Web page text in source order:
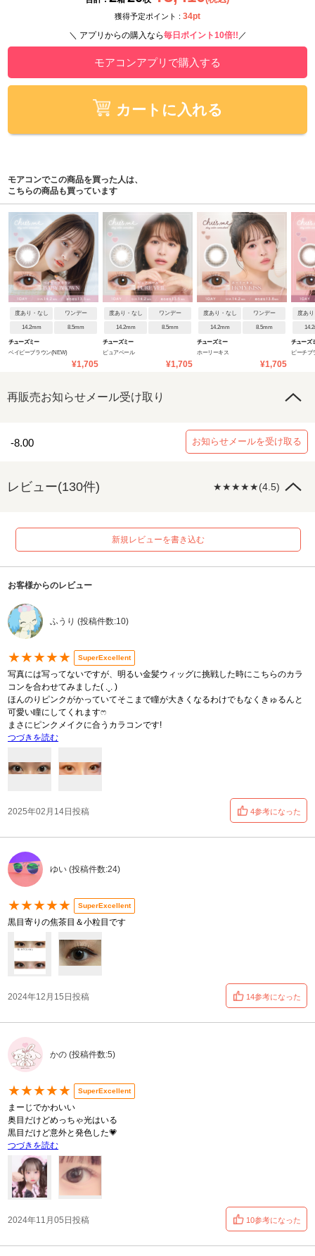
獲得予定ポイント : 34pt
＼ アプリからの購入なら毎日ポイント10倍!! ／
モアコンアプリで購入する
カートに入れる
モアコンでこの商品を買った人は、
こちらの商品も買っています
度あり・なし ワンデー
14.2mm 8.5mm
チューズミー
ベイビーブラウン(NEW)
¥1,705
度あり・なし ワンデー
14.2mm 8.5mm
チューズミー
ピュアベール
¥1,705
度あり・なし ワンデー
14.2mm 8.5mm
チューズミー
ホーリーキス
¥1,705
度あ
チューズ
ピーチブ
再販売お知らせメール受け取り
-8.00 お知らせメールを受け取る
レビュー(130件) ★★★★★(4.5)
新規レビューを書き込む
お客様からのレビュー
ふうり (投稿件数:10)
★★★★★ SuperExcellent
写真には写ってないですが、明るい金髪ウィッグに挑戦した時にこちらのカラ
コンを合わせてみました( .ˬ. )
ほんのりピンクがかっていてそこまで瞳が大きくなるわけでもなくきゅるんと
可愛い瞳にしてくれますෆ‪
まさにピンクメイクに合うカラコンです!
つづきを読む
2025年02月14日投稿 4参考になった
ゆい (投稿件数:24)
★★★★★ SuperExcellent
黒目寄りの焦茶目＆小粒目です
2024年12月15日投稿 14参考になった
かの (投稿件数:5)
★★★★★ SuperExcellent
まーじでかわいい
奥目だけどめっちゃ光はいる
黒目だけど意外と発色した💗
つづきを読む
2024年11月05日投稿 10参考になった